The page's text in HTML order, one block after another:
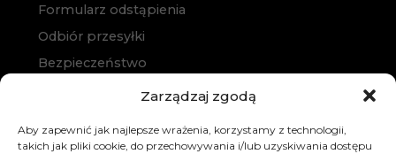
Zarządzaj zgodą
Aby zapewnić jak najlepsze wrażenia, korzystamy z technologii,
takich jak pliki cookie, do przechowywania i/lub uzyskiwania dostępu
Formularz odstąpienia
Odbiór przesyłki
Bezpieczeństwo
Polityka prywatności
Zakup na raty